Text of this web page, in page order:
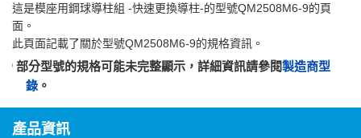
這是模座用鋼球導柱組 -快速更換導柱-的型號QM2508M6-9的頁
面。
此頁面記載了關於型號QM2508M6-9的規格資訊。
部分型號的規格可能未完整顯示，詳細資訊請參閱製造商型
錄 。
產品資訊